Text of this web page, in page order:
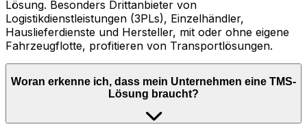
Lösung. Besonders Drittanbieter von
Logistikdienstleistungen (3PLs), Einzelhändler,
Hauslieferdienste und Hersteller, mit oder ohne eigene
Fahrzeugflotte, profitieren von Transportlösungen.
Woran erkenne ich, dass mein Unternehmen eine TMS-
Lösung braucht?